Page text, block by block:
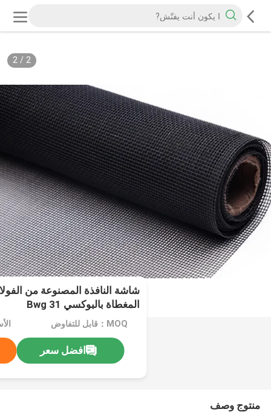
2
/
2
شاشة النافذة المصنوعة من
المغطاة بالبوكسي Bwg 31
MOQ：قابل للتفاوض
افضل سعر
منتوج وصف